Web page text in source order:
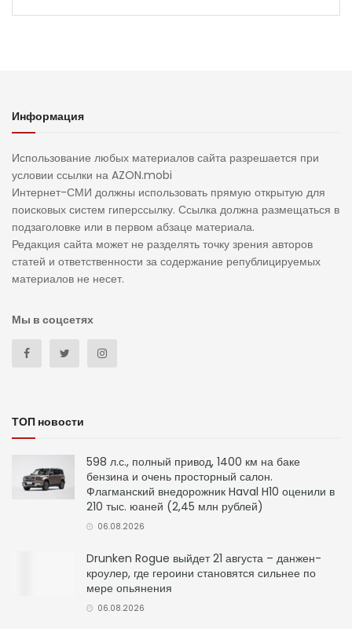
Информация
Использование любых материалов сайта разрешается при
условии ссылки на AZON.mobi
Интернет-СМИ должны использовать прямую открытую для
поисковых систем гиперссылку. Ссылка должна размещаться в
подзаголовке или в первом абзаце материала.
Редакция сайта может не разделять точку зрения авторов
статей и ответственности за содержание републицируемых
материалов не несет.
Мы в соцсетях
ТОП новости
598 л.с., полный привод, 1400 км на баке
бензина и очень просторный салон.
Флагманский внедорожник Haval H10 оценили в
210 тыс. юаней (2,45 млн рублей)
06.08.2026
Drunken Rogue выйдет 21 августа – данжен-
кроулер, где героини становятся сильнее по
мере опьянения
06.08.2026